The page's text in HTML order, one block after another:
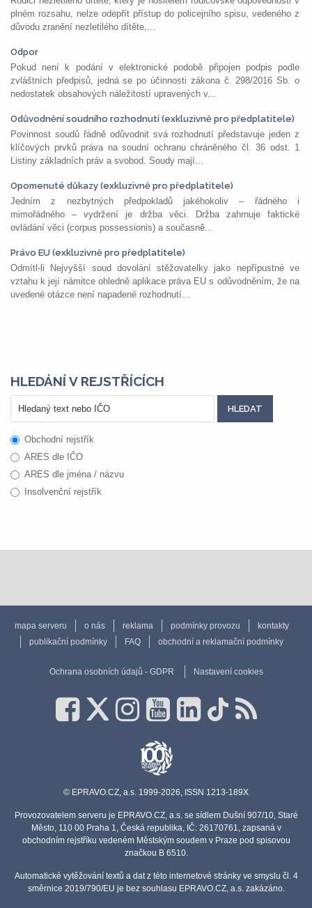
plném rozsahu, nelze odepřít přístup do policejního spisu, vedeného z
důvodu zranění nezletilého dítěte,...
Odpor
Pokud není k podání v elektronické podobě připojen podpis podle
zvláštních předpisů, jedná se po účinnosti zákona č. 298/2016 Sb. o
nedostatek obsahových náležitostí upravených v...
Odůvodnění soudního rozhodnutí (exkluzivně pro předplatitele)
Povinnost soudů řádně odůvodnit svá rozhodnutí představuje jeden z
klíčových prvků práva na soudní ochranu chráněného čl. 36 odst. 1
Listiny základních práv a svobod. Soudy mají...
Opomenuté důkazy (exkluzivně pro předplatitele)
Jedním z nezbytných předpokladů jakéhokoliv – řádného i
mimořádného – vydržení je držba věci. Držba zahrnuje faktické
ovládání věci (corpus possessionis) a současně...
Právo EU (exkluzivně pro předplatitele)
Odmítl-li Nejvyšší soud dovolání stěžovatelky jako nepřípustné ve
vztahu k její námitce ohledně aplikace práva EU s odůvodněním, že na
uvedené otázce není napadené rozhodnutí...
HLEDÁNÍ V REJSTŘÍCÍCH
Obchodní rejstřík
ARES dle IČO
ARES dle jména / názvu
Insolvenční rejstřík
mapa serveru o nás reklama podmínky provozu
kontakty
publikační podmínky
FAQ obchodní a reklamační podmínky
Ochrana osobních údajů - GDPR Nastavení cookies
© EPRAVO.CZ, a.s. 1999-2026, ISSN 1213-189X
Provozovatelem serveru je EPRAVO.CZ, a.s. se sídlem Dušní 907/10, Staré
Město, 110 00 Praha 1, Česká republika, IČ: 26170761, zapsaná v
obchodním rejstříku vedeném Městským soudem v Praze pod spisovou
značkou B 6510.
Automatické vytěžování textů a dat z této internetové stránky ve smyslu čl. 4
směrnice 2019/790/EU je bez souhlasu EPRAVO.CZ, a.s. zakázáno.